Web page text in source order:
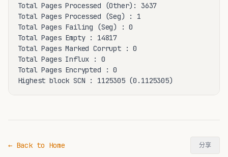
Total Pages Processed (Other): 3637
Total Pages Processed (Seg) : 1
Total Pages Failing (Seg) : 0
Total Pages Empty : 14817
Total Pages Marked Corrupt : 0
Total Pages Influx : 0
Total Pages Encrypted : 0
Highest block SCN : 1125305 (0.1125305)
← Back to Home 分享